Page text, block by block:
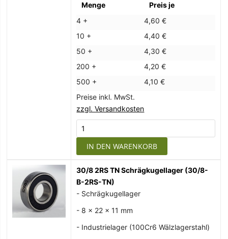
Menge
Preis je
4 +
4,60 €
10 +
4,40 €
50 +
4,30 €
200 +
4,20 €
500 +
4,10 €
Preise inkl. MwSt.
zzgl. Versandkosten
IN DEN WARENKORB
30/8 2RS TN Schrägkugellager (30/8-
B-2RS-TN)
- Schrägkugellager
- 8 x 22 x 11 mm
- Industrielager (100Cr6 Wälzlagerstahl)